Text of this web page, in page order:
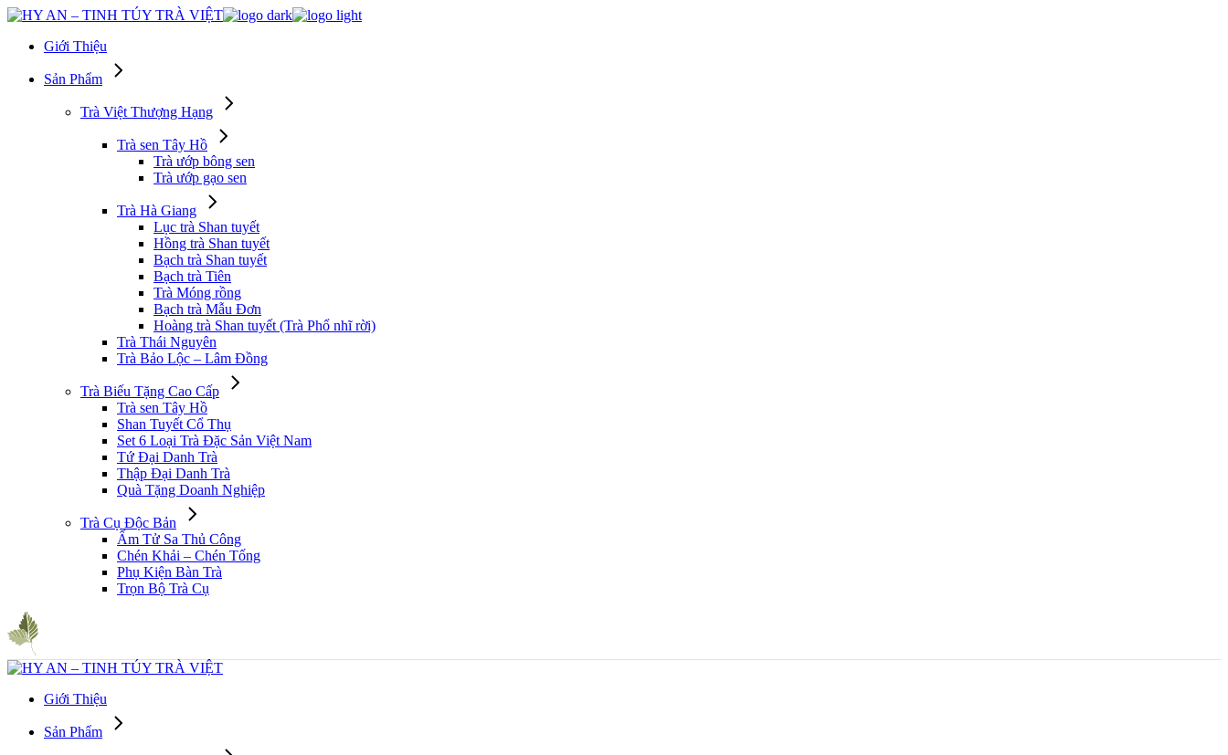
Skip
Giới Thiệu
Sản Phẩm
Trà Việt Thượng Hạng
Trà sen Tây Hồ
Trà ướp bông sen
Trà ướp gạo sen
Trà Hà Giang
Lục trà Shan tuyết
Hồng trà Shan tuyết
Bạch trà Shan tuyết
Bạch trà Tiên
Trà Móng rồng
Bạch trà Mẫu Đơn
Hoàng trà Shan tuyết (Trà Phổ nhĩ rời)
Trà Thái Nguyên
Trà Bảo Lộc – Lâm Đồng
Trà Biếu Tặng Cao Cấp
Trà sen Tây Hồ
Shan Tuyết Cổ Thụ
Set 6 Loại Trà Đặc Sản Việt Nam
Tứ Đại Danh Trà
Thập Đại Danh Trà
Quà Tặng Doanh Nghiệp
Trà Cụ Độc Bản
Ấm Tử Sa Thủ Công
Chén Khải – Chén Tống
Phụ Kiện Bàn Trà
Trọn Bộ Trà Cụ
Giới Thiệu
Sản Phẩm